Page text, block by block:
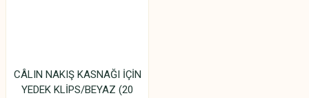
CÂLIN NAKIŞ KASNAĞI İÇİN
YEDEK KLİPS/BEYAZ (20